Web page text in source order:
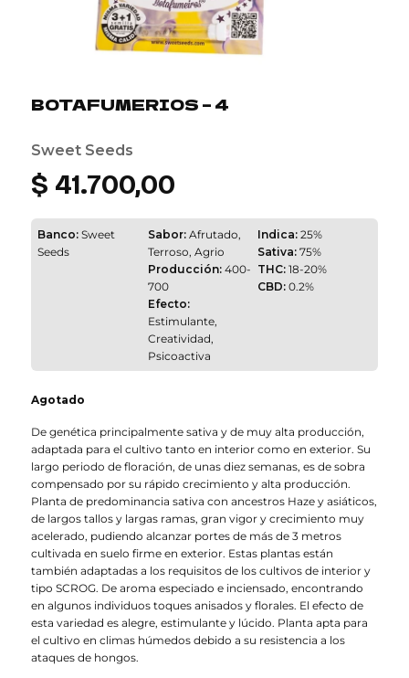
BOTAFUMERIOS – 4
Sweet Seeds
$ 41.700,00
Banco: Sweet
Seeds
Sabor:Afrutado,
Terroso, Agrio
Producción:400-
700
Efecto:
Estimulante,
Creatividad,
Psicoactiva
Indica: 25%
Sativa: 75%
THC: 18-20%
CBD: 0.2%
Agotado
De genética principalmente sativa y de muy alta producción,
adaptada para el cultivo tanto en interior como en exterior. Su
largo periodo de floración, de unas diez semanas, es de sobra
compensado por su rápido crecimiento y alta producción.
Planta de predominancia sativa con ancestros Haze y asiáticos,
de largos tallos y largas ramas, gran vigor y crecimiento muy
acelerado, pudiendo alcanzar portes de más de 3 metros
cultivada en suelo firme en exterior. Estas plantas están
también adaptadas a los requisitos de los cultivos de interior y
tipo SCROG. De aroma especiado e inciensado, encontrando
en algunos individuos toques anisados y florales. El efecto de
esta variedad es alegre, estimulante y lúcido. Planta apta para
el cultivo en climas húmedos debido a su resistencia a los
ataques de hongos.